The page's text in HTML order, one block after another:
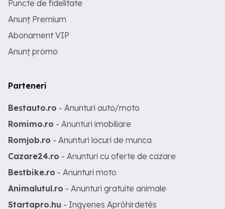
Puncte de fidelitate
Anunț Premium
Abonament VIP
Anunț promo
Parteneri
Bestauto.ro - Anunturi auto/moto
Romimo.ro - Anunturi imobiliare
Romjob.ro - Anunturi locuri de munca
Cazare24.ro - Anunturi cu oferte de cazare
Bestbike.ro - Anunturi moto
Animalutul.ro - Anunturi gratuite animale
Startapro.hu - Ingyenes Apróhirdetés